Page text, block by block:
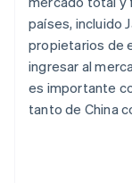
países, incluido
propietarios de
ingresar al
es importante
tanto de China